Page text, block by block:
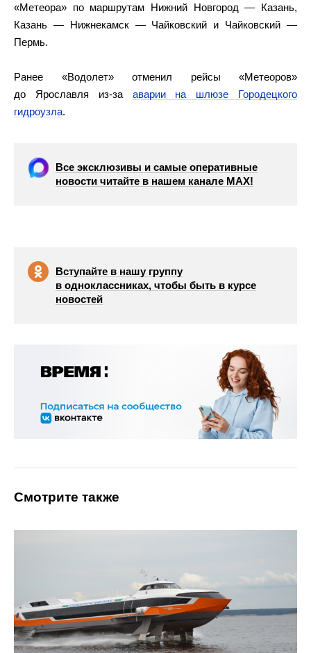
«Метеора» по маршрутам Нижний Новгород — Казань,
Казань — Нижнекамск — Чайковский и Чайковский —
Пермь.
Ранее «Водолет» отменил рейсы «Метеоров»
до Ярославля из-за аварии на шлюзе Городецкого
гидроузла.
Все эксклюзивы и самые оперативные
новости читайте в нашем канале МАХ!
Вступайте в нашу группу
в одноклассниках, чтобы быть в курсе
новостей
Смотрите также